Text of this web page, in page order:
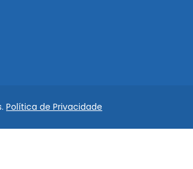
Política de Privacidade